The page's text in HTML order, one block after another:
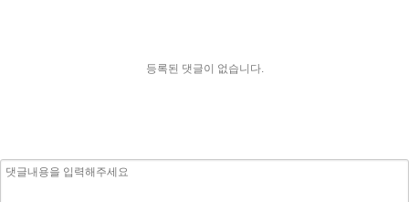
등록된 댓글이 없습니다.